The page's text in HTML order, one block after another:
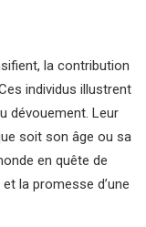
la contribution
individus illustrent
dévouement. Leur
soit son âge ou sa
en quête de
la promesse d’une